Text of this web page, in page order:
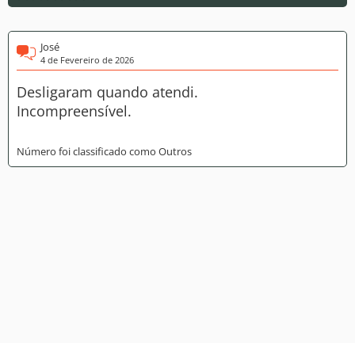
José
4 de Fevereiro de 2026
Desligaram quando atendi.
Incompreensível.
Número foi classificado como Outros